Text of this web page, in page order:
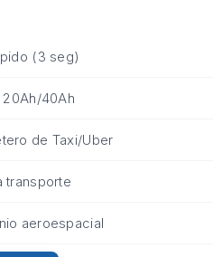
(3 seg)
40Ah
de Taxi/Uber
transporte
aeroespacial